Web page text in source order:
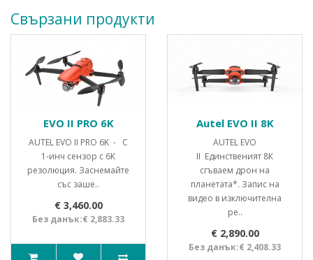
Свързани продукти
EVO II PRO 6K
AUTEL EVO II PRO 6K - С
1-инч сензор с 6К
резолюция. Заснемайте
със заше..
€ 3,460.00
Без данък:€ 2,883.33
Autel EVO II 8K
AUTEL EVO
II Единственият 8К
сгъваем дрон на
планетата*. Запис на
видео в изключителна
ре..
€ 2,890.00
Без данък:€ 2,408.33